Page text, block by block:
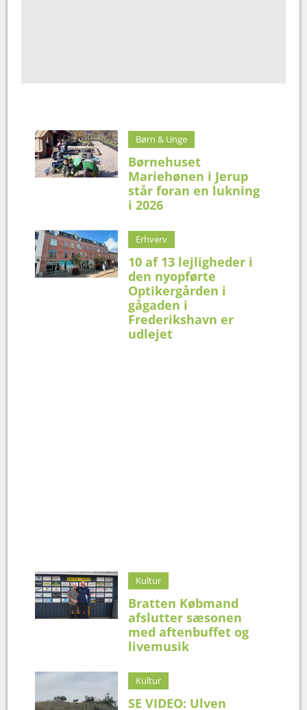
Børn & Unge
Børnehuset
Mariehønen i Jerup
står foran en lukning
i 2026
Erhverv
10 af 13 lejligheder i
den nyopførte
Optikergården i
gågaden i
Frederikshavn er
udlejet
Kultur
Bratten Købmand
afslutter sæsonen
med aftenbuffet og
livemusik
Kultur
SE VIDEO: Ulven